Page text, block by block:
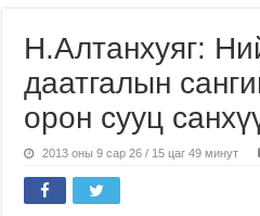
Н.Алтанхуяг:
даатгалын
орон сууц
2013 оны 9 сар 26 / 15 цаг 49 минут